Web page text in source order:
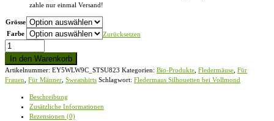
zahle nur einmal Versand!
Grösse
Farbe
Zurücksetzen
Fledermaus
Silhouetten
bei
Vollmond
-
Sweatshirt
In den Warenkorb
Artikelnummer: EY5WLW9C_STSU823 Kategorien: Bio-Produkte Fledermäuse Für
Frauen Für Männer Sweatshirts Schlagwort: Fledermaus Silhouetten bei Vollmond
Beschreibung
Zusätzliche Informationen
Rezensionen (0)